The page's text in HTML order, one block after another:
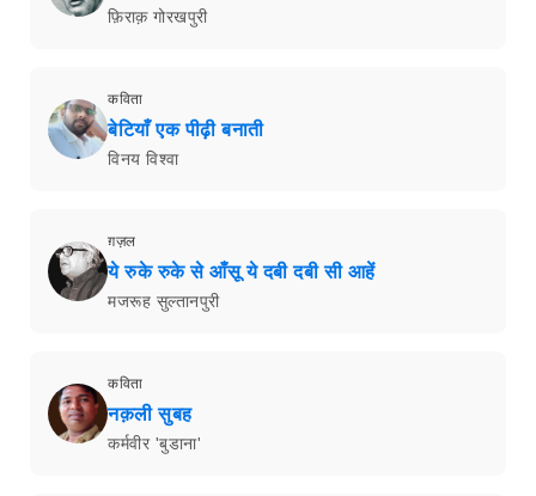
फ़िराक़ गोरखपुरी
कविता
बेटियाँ एक पीढ़ी बनाती
विनय विश्वा
ग़ज़ल
ये रुके रुके से आँसू ये दबी दबी सी आहें
मजरूह सुल्तानपुरी
कविता
नक़ली सुबह
कर्मवीर 'बुडाना'